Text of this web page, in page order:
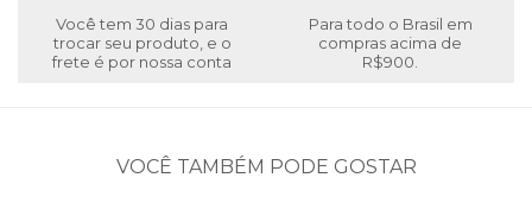
Você tem 30 dias para
trocar seu produto, e o
frete é por nossa conta
Para todo o Brasil em
compras acima de
R$900.
VOCÊ TAMBÉM PODE GOSTAR